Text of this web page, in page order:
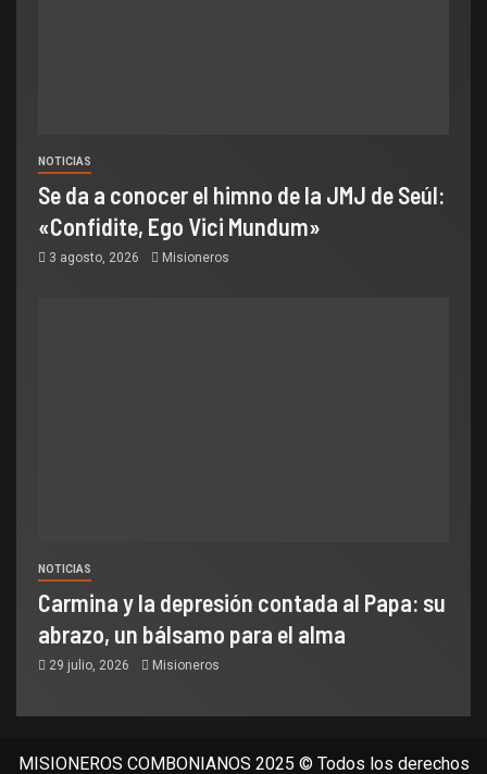
NOTICIAS
Se da a conocer el himno de la JMJ de Seúl:
«Confidite, Ego Vici Mundum»
3 agosto, 2026 Misioneros
NOTICIAS
Carmina y la depresión contada al Papa: su
abrazo, un bálsamo para el alma
29 julio, 2026 Misioneros
MISIONEROS COMBONIANOS 2025 © Todos los derechos